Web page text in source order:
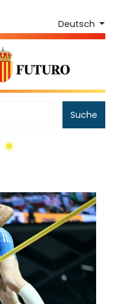
Deutsch
Suche